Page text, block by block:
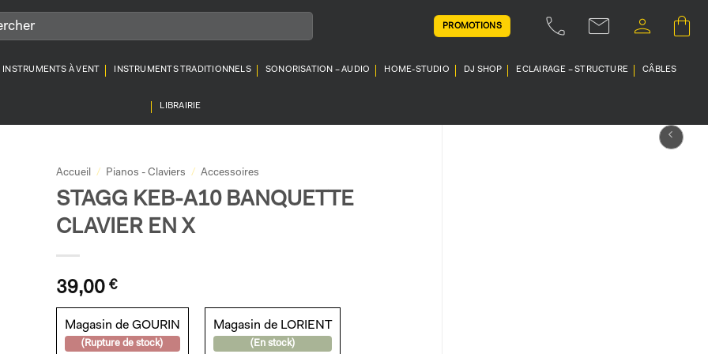
PROMOTIONS
INSTRUMENTS À VENT INSTRUMENTS TRADITIONNELS SONORISATION – AUDIO HOME-STUDIO DJ SHOP ECLAIRAGE – STRUCTURE CÂBLES
LIBRAIRIE
Accueil / Pianos - Claviers / Accessoires
STAGG KEB-A10 BANQUETTE
CLAVIER EN X
39,00 €
Magasin de GOURIN
(Rupture de stock)
Magasin de LORIENT
(En stock)